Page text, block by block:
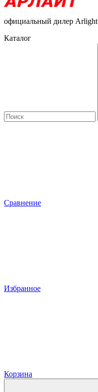
официальный дилер Arlight
Каталог
Сравнение
Избранное
Корзина